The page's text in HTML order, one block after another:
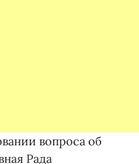
вопроса об
Рада